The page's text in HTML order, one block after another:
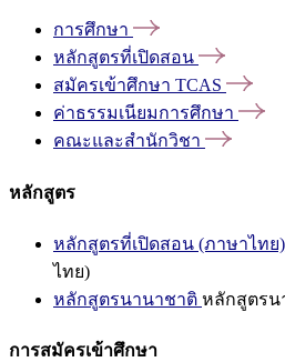
การศึกษา
หลักสูตรที่เปิดสอน
สมัครเข้าศึกษา TCAS
ค่าธรรมเนียมการศึกษา
คณะและสำนักวิชา
หลักสูตร
หลักสูตรที่เปิดสอน (ภาษาไทย)
ไทย)
หลักสูตรนานาชาติ หลักสูตรน
การสมัครเข้าศึกษา